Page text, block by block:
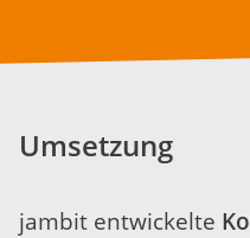
Umsetzung
jambit entwickelte